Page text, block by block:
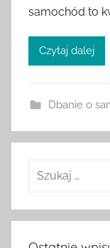
samochód to
Czytaj dalej
Dbanie o
Szukaj: